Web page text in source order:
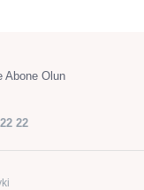
Abone Olun
22